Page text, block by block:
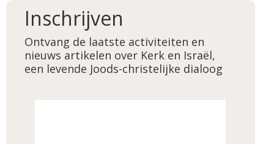
Inschrijven
Ontvang de laatste activiteiten en
nieuws artikelen over Kerk en Israël,
een levende Joods-christelijke dialoog